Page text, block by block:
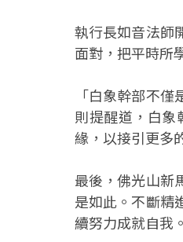
執行長如音法師
面對，把平時所
「白象幹部不
則提醒道，白
緣，以接引更多
最後，佛光山新
是如此。不斷精
續努力成就自我。